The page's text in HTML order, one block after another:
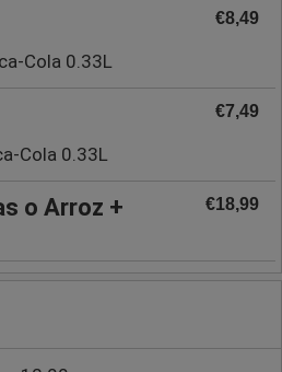
€8,49
Cola 0.33L
€7,49
Cola 0.33L
o Arroz +
€18,99